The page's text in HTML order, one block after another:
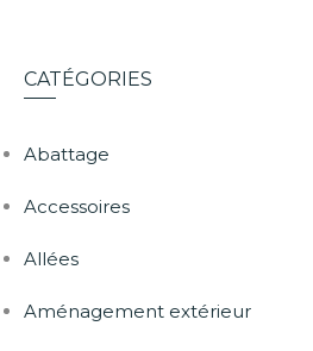
CATÉGORIES
Abattage
Accessoires
Allées
Aménagement extérieur